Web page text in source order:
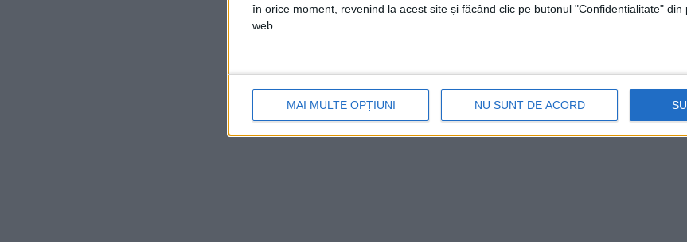
în orice moment, revenind la acest site și făcând clic pe butonul "Confidențialitate" din
web.
MAI MULTE OPȚIUNI NU SUNT DE ACORD